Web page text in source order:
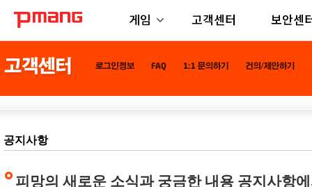
게임 고객센터 보안센
공지사항
피망의 새로운 소식과 궁금한 내용 공지사항